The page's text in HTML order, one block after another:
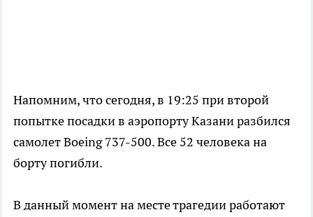
Напомним, что сегодня, в 19:25 при второй
попытке посадки в аэропорту Казани разбился
самолет Boeing 737-500. Все 52 человека на
борту погибли.
В данный момент на месте трагедии работают